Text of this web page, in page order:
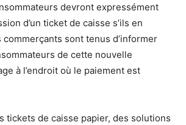
devront expressément
d’un ticket de caisse s’ils en
commerçants sont tenus d’informer
de cette nouvelle
à l’endroit où le paiement est
tickets de caisse papier, des solutions